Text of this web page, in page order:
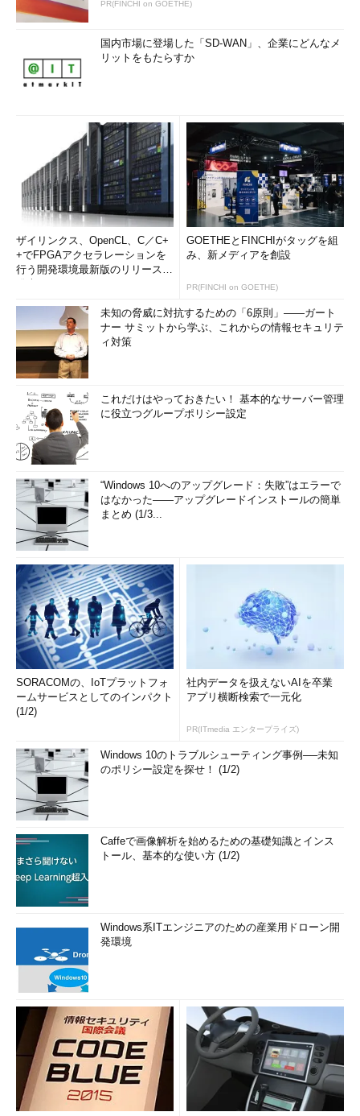
PR(FINCHI on GOETHE)
国内市場に登場した「SD-WAN」、企業にどんなメ
リットをもたらすか
ザイリンクス、OpenCL、C／C+
+でFPGAアクセラレーションを
行う開発環境最新版のリリースを
GOETHEとFINCHIがタッグを組
み、新メディアを創設
PR(FINCHI on GOETHE)
未知の脅威に対抗するための「6原則」――ガート
ナー サミットから学ぶ、これからの情報セキュリテ
ィ対策
これだけはやっておきたい！ 基本的なサーバー管理
に役立つグループポリシー設定
“Windows 10へのアップグレード：失敗”はエラーで
はなかった――アップグレードインストールの簡単
まとめ (1/3...
SORACOMの、IoTプラットフォ
ームサービスとしてのインパクト
(1/2)
社内データを扱えないAIを卒業
アプリ横断検索で一元化
PR(ITmedia エンタープライズ)
Windows 10のトラブルシューティング事例──未知
のポリシー設定を探せ！ (1/2)
Caffeで画像解析を始めるための基礎知識とインス
トール、基本的な使い方 (1/2)
Windows系ITエンジニアのための産業用ドローン開
発環境